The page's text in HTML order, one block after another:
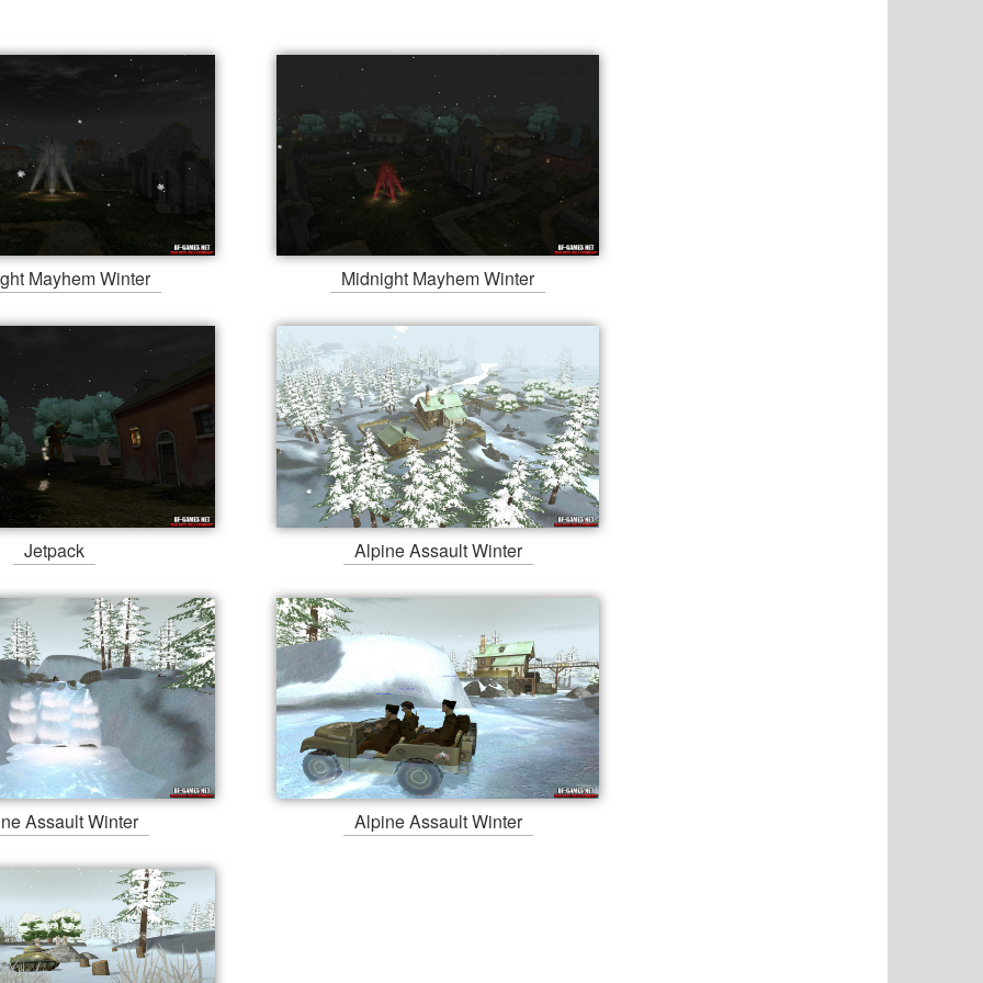
Mayhem Winter Midnight Mayhem Winter
Jetpack Alpine Assault Winter
Assault Winter Alpine Assault Winter